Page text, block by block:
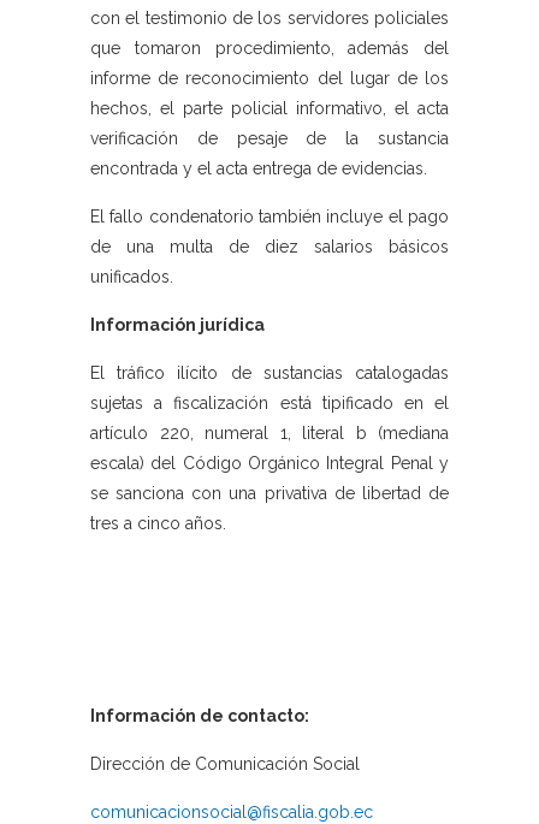
con el testimonio de los servidores policiales
que tomaron procedimiento, además del
informe de reconocimiento del lugar de los
hechos, el parte policial informativo, el acta
verificación de pesaje de la sustancia
encontrada y el acta entrega de evidencias.
El fallo condenatorio también incluye el pago
de una multa de diez salarios básicos
unificados.
Información jurídica
El tráfico ilícito de sustancias catalogadas
sujetas a fiscalización está tipificado en el
artículo 220, numeral 1, literal b (mediana
escala) del Código Orgánico Integral Penal y
se sanciona con una privativa de libertad de
tres a cinco años.
Información de contacto:
Dirección de Comunicación Social
comunicacionsocial@fiscalia.gob.ec